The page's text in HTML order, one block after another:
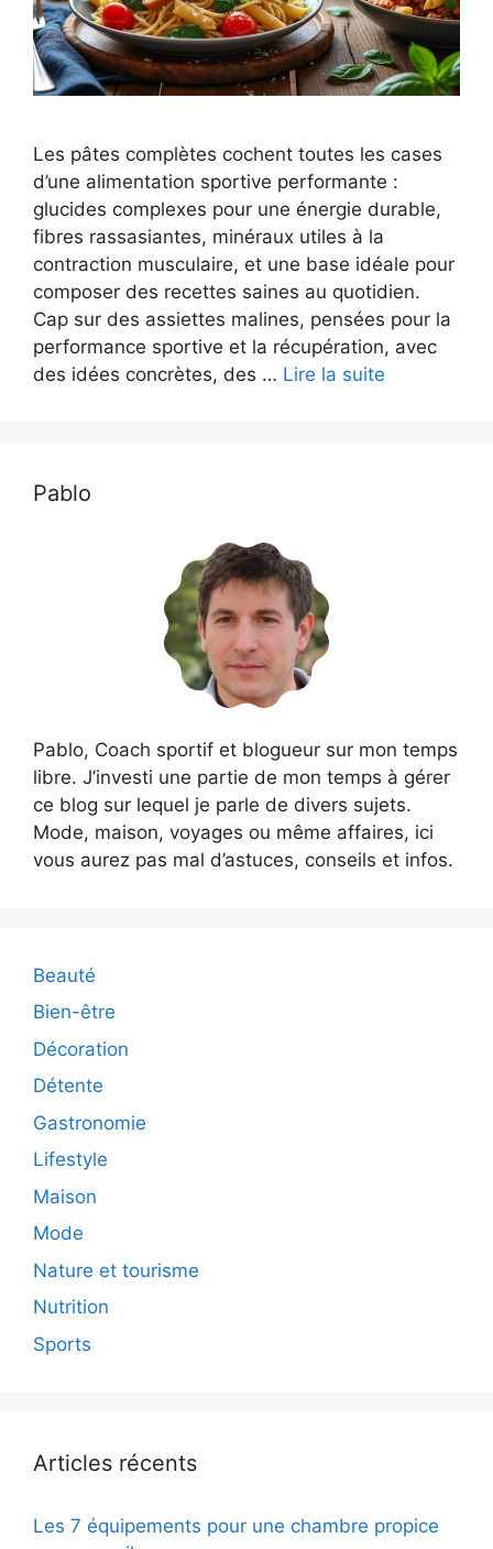
Les pâtes complètes cochent toutes les cases
d’une alimentation sportive performante :
glucides complexes pour une énergie durable,
fibres rassasiantes, minéraux utiles à la
contraction musculaire, et une base idéale pour
composer des recettes saines au quotidien.
Cap sur des assiettes malines, pensées pour la
performance sportive et la récupération, avec
des idées concrètes, des … Lire la suite
Pablo
Pablo, Coach sportif et blogueur sur mon temps
libre. J’investi une partie de mon temps à gérer
ce blog sur lequel je parle de divers sujets.
Mode, maison, voyages ou même affaires, ici
vous aurez pas mal d’astuces, conseils et infos.
Beauté
Bien-être
Décoration
Détente
Gastronomie
Lifestyle
Maison
Mode
Nature et tourisme
Nutrition
Sports
Articles récents
Les 7 équipements pour une chambre propice